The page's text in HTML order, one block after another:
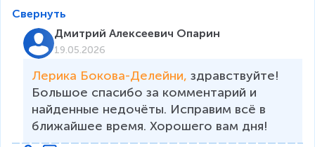
Свернуть
Дмитрий Алексеевич Опарин
19.05.2026
Лерика Бокова-Делейни, здравствуйте!
Большое спасибо за комментарий и
найденные недочёты. Исправим всё в
ближайшее время. Хорошего вам дня!